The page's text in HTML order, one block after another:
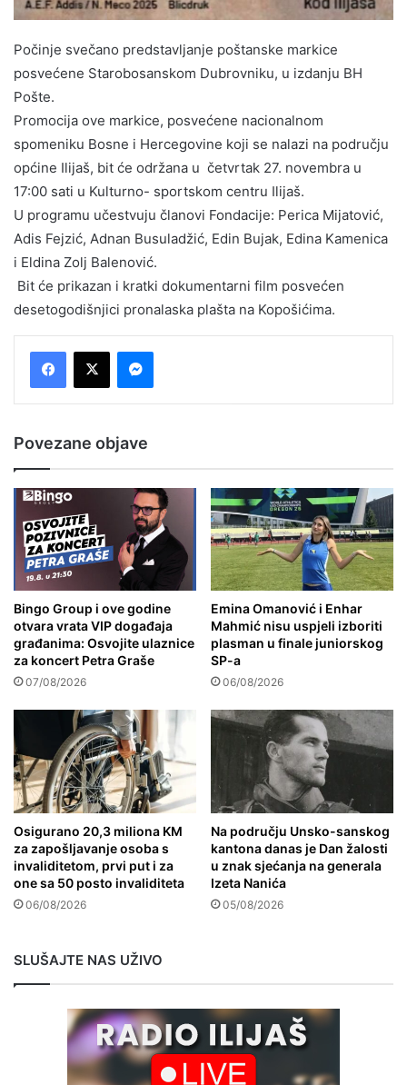
Počinje svečano predstavljanje poštanske markice
posvećene Starobosanskom Dubrovniku, u izdanju BH
Pošte.
Promocija ove markice, posvećene nacionalnom
spomeniku Bosne i Hercegovine koji se nalazi na području
općine Ilijaš, bit će održana u četvrtak 27. novembra u
17:00 sati u Kulturno- sportskom centru Ilijaš.
U programu učestvuju članovi Fondacije: Perica Mijatović,
Adis Fejzić, Adnan Busuladžić, Edin Bujak, Edina Kamenica
i Eldina Zolj Balenović.
Bit će prikazan i kratki dokumentarni film posvećen
desetogodišnjici pronalaska plašta na Kopošićima.
Povezane objave
Bingo Group i ove godine
otvara vrata VIP događaja
građanima: Osvojite ulaznice
za koncert Petra Graše
07/08/2026
Emina Omanović i Enhar
Mahmić nisu uspjeli izboriti
plasman u finale juniorskog
SP-a
06/08/2026
Osigurano 20,3 miliona KM
za zapošljavanje osoba s
invaliditetom, prvi put i za
one sa 50 posto invaliditeta
06/08/2026
Na području Unsko-sanskog
kantona danas je Dan žalosti
u znak sjećanja na generala
Izeta Nanića
05/08/2026
SLUŠAJTE NAS UŽIVO